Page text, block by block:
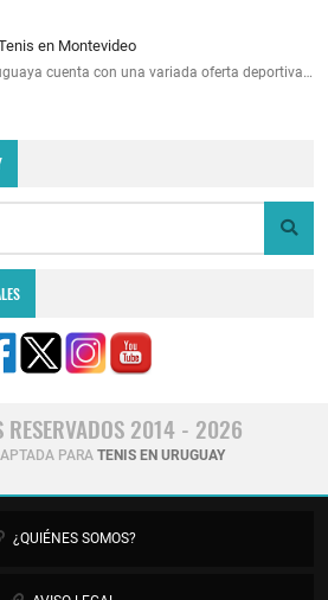
en Montevideo
cuenta con una variada oferta deportiva…
RESERVADOS 2014 - 2026
PARA TENIS EN URUGUAY
¿QUIÉNES SOMOS?